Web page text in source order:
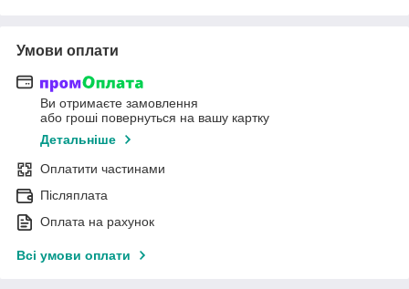
Умови оплати
Ви отримаєте замовлення
або гроші повернуться на вашу картку
Детальніше
Оплатити частинами
Післяплата
Оплата на рахунок
Всі умови оплати